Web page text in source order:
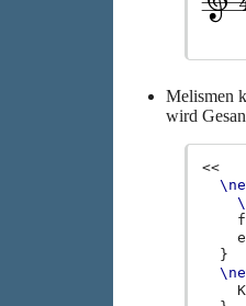
Melismen
wird
<<
e
}